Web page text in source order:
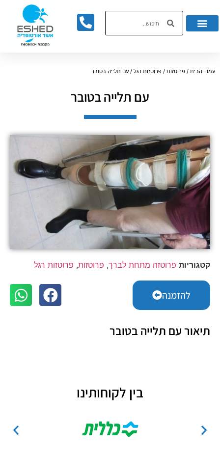
עמוד הבית / פרוטזות / פרוטזות רגל / עם תלייה בטובר
עם תלייה בטובר
קטגוריות פרוטזה מתחת לברך, פרוטזות, פרוטזות רגל
להזמנה
תיאור עם תלייה בטובר
בין לקוחותינו